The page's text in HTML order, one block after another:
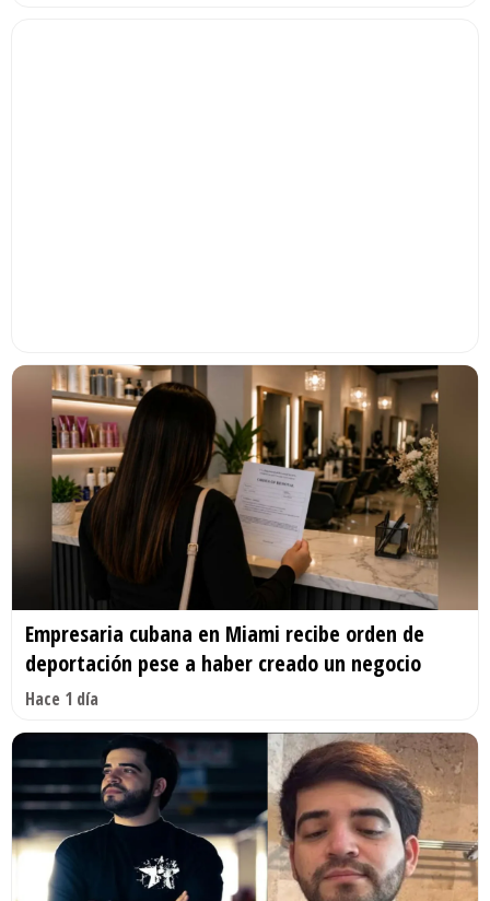
Empresaria cubana en Miami recibe orden de
deportación pese a haber creado un negocio
Hace 1 día